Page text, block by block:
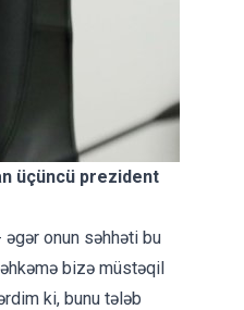
üçüncü prezident
onun səhhəti bu
bizə müstəqil
ki, bunu tələb